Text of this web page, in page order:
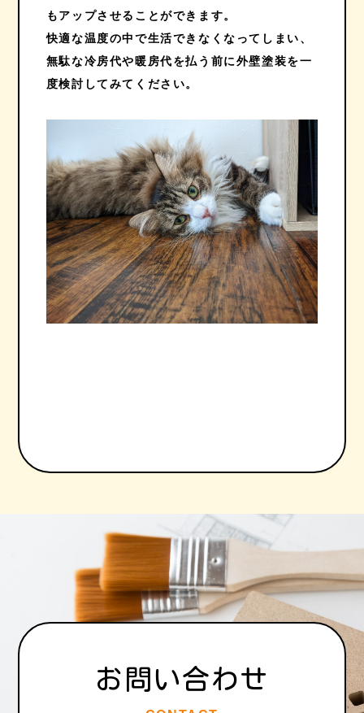
もアップさせることができます。
快適な温度の中で生活できなくなってしまい、
無駄な冷房代や暖房代を払う前に外壁塗装を一
度検討してみてください。
お問い合わせ